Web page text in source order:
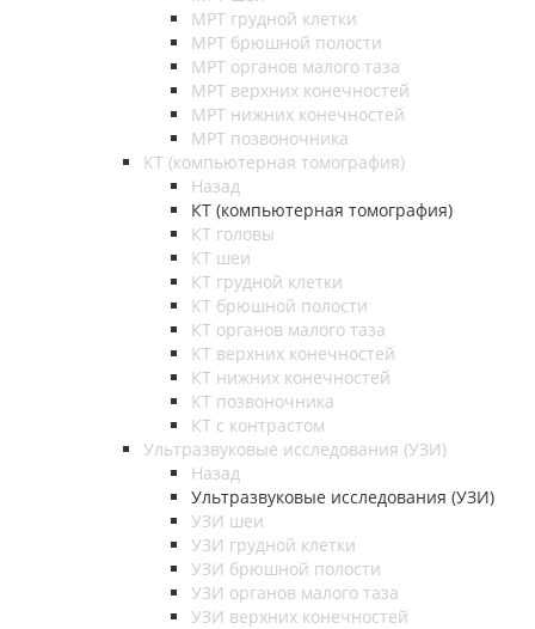
МРТ грудной клетки
МРТ брюшной полости
МРТ органов малого таза
МРТ верхних конечностей
МРТ нижних конечностей
МРТ позвоночника
КТ (компьютерная томография)
Назад
КТ (компьютерная томография)
КТ головы
КТ шеи
КТ грудной клетки
КТ брюшной полости
КТ органов малого таза
КТ верхних конечностей
КТ нижних конечностей
КТ позвоночника
КТ с контрастом
Ультразвуковые исследования (УЗИ)
Назад
Ультразвуковые исследования (УЗИ)
УЗИ шеи
УЗИ грудной клетки
УЗИ брюшной полости
УЗИ органов малого таза
УЗИ верхних конечностей